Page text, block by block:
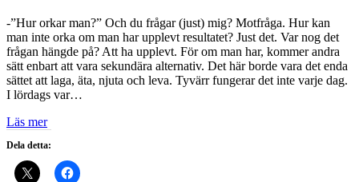
-”Hur orkar man?” Och du frågar (just) mig? Motfråga. Hur kan
man inte orka om man har upplevt resultatet? Just det. Var nog det
frågan hängde på? Att ha upplevt. För om man har, kommer andra
sätt enbart att vara sekundära alternativ. Det här borde vara det enda
sättet att laga, äta, njuta och leva. Tyvärr fungerar det inte varje dag.
I lördags var…
Läs mer
Dela detta: